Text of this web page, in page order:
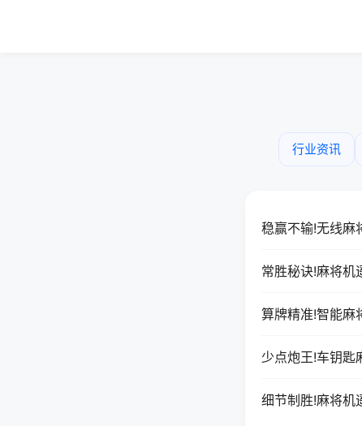
行业资讯
稳赢不输!无线麻
常胜秘诀!麻将机
算牌精准!智能麻
少点炮王!车钥匙
细节制胜!麻将机